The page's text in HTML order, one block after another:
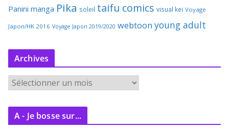
Panini manga Pika soleil taifu comics visual kei Voyage
Japon/HK 2016 Voyage Japon 2019/2020 webtoon young adult
Archives
c
A - Je bosse sur...